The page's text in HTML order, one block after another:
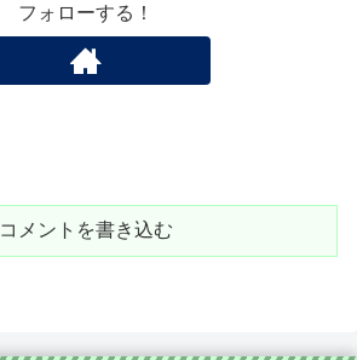
フォローする！
コメントを書き込む